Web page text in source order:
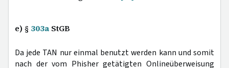
e) § 303a StGB
Da jede TAN nur einmal benutzt werden kann und somit
nach der vom Phisher getätigten Onlineüberweisung